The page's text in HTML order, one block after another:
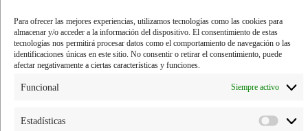
Para ofrecer las mejores experiencias, utilizamos tecnologías como las cookies para
almacenar y/o acceder a la información del dispositivo. El consentimiento de estas
tecnologías nos permitirá procesar datos como el comportamiento de navegación o las
identificaciones únicas en este sitio. No consentir o retirar el consentimiento, puede
afectar negativamente a ciertas características y funciones.
Funcional Siempre activo
Estadísticas
Ricardo Fuentes e Hijos Cádiz S.A.